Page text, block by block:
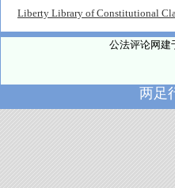
Liberty Library of Constitutional
公法评论网建
两足